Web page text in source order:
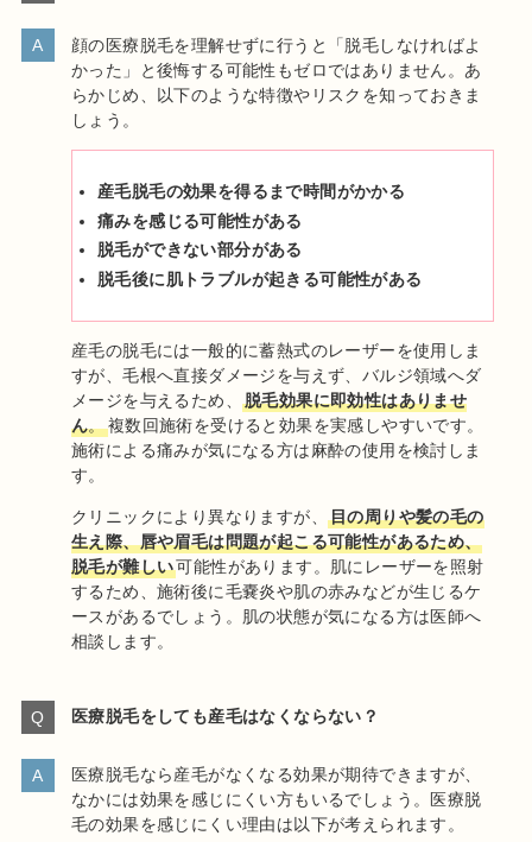
顔の医療脱毛を理解せずに行うと「脱毛しなければよ
かった」と後悔する可能性もゼロではありません。あ
らかじめ、以下のような特徴やリスクを知っておきま
しょう。
産毛脱毛の効果を得るまで時間がかかる
痛みを感じる可能性がある
脱毛ができない部分がある
脱毛後に肌トラブルが起きる可能性がある
産毛の脱毛には一般的に蓄熱式のレーザーを使用しま
すが、毛根へ直接ダメージを与えず、バルジ領域へダ
メージを与えるため、
脱毛効果に即効性はありませ
ん。複数回施術を受けると効果を実感しやすいです。
施術による痛みが気になる方は麻酔の使用を検討しま
す。
クリニックにより異なりますが、
目の周りや髪の毛の
生え際、唇や眉毛は問題が起こる可能性があるため、
脱毛が難しい可能性があります。肌にレーザーを照射
するため、施術後に毛嚢炎や肌の赤みなどが生じるケ
ースがあるでしょう。肌の状態が気になる方は医師へ
相談します。
医療脱毛をしても産毛はなくならない？
医療脱毛なら産毛がなくなる効果が期待できますが、
なかには効果を感じにくい方もいるでしょう。医療脱
毛の効果を感じにくい理由は以下が考えられます。